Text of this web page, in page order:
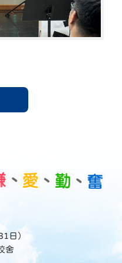
日）
舍